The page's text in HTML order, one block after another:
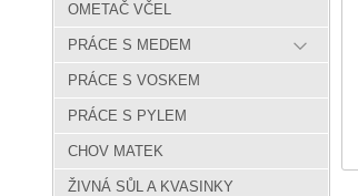
OMETAČ VČEL
PRÁCE S MEDEM
PRÁCE S VOSKEM
PRÁCE S PYLEM
CHOV MATEK
ŽIVNÁ SŮL A KVASINKY